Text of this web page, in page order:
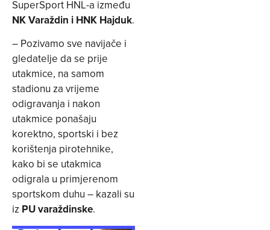
SuperSport HNL-a između
NK Varaždin i HNK Hajduk.
– Pozivamo sve navijače i
gledatelje da se prije
utakmice, na samom
stadionu za vrijeme
odigravanja i nakon
utakmice ponašaju
korektno, sportski i bez
korištenja pirotehnike,
kako bi se utakmica
odigrala u primjerenom
sportskom duhu – kazali su
iz PU varaždinske.